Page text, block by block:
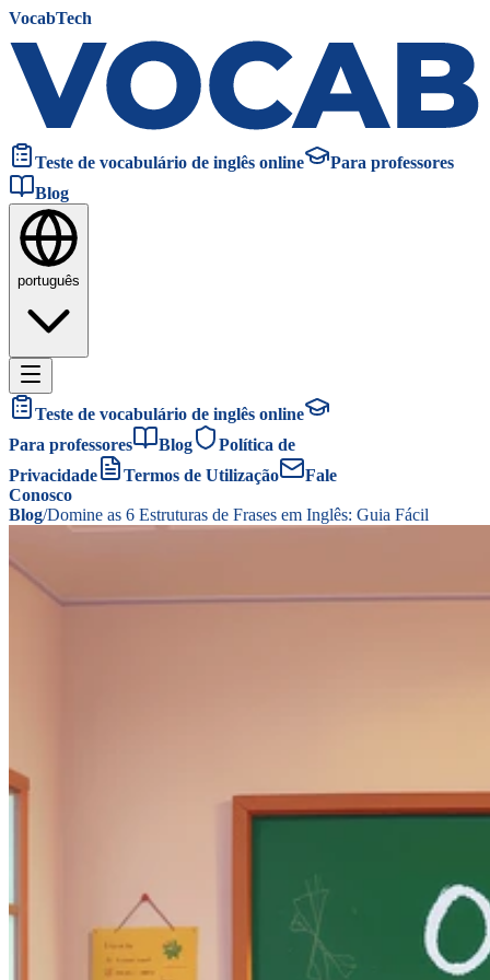
VocabTech
Teste de vocabulário de inglês online
Para professores
Blog
português
Teste de vocabulário de inglês online
Para professores
Blog
Política de
Privacidade
Termos de Utilização
Fale
Conosco
Blog/Domine as 6 Estruturas de Frases em Inglês: Guia Fácil